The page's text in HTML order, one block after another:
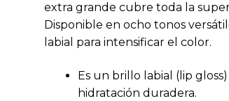
extra grande cubre toda la
Disponible en ocho tonos
labial para intensificar el color.
Es un brillo labial (lip
hidratación duradera.